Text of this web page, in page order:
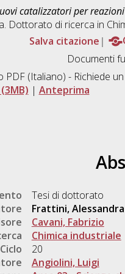
catalizzatori per
Dottorato di ricerca in
Salva citazione
Documenti
PDF(Italiano) - Richiede
| Anteprima
Tesi di dottorato
Frattini, Alessandra
Cavani, Fabrizio
Chimica industriale
Ciclo
20
Angiolini, Luigi